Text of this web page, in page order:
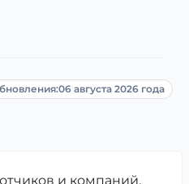
06 августа 2026 года
и компаний,